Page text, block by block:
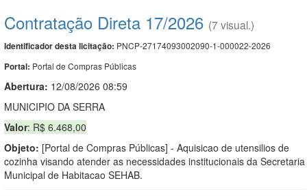
Contratação Direta 17/2026 (7 visual.)
Identificador desta licitação: PNCP-27174093002090-1-000022-2026
Portal: Portal de Compras Públicas
Abertura: 12/08/2026 08:59
MUNICIPIO DA SERRA
Valor: R$ 6.468,00
Objeto: [Portal de Compras Públicas] - Aquisicao de utensilios de
cozinha visando atender as necessidades institucionais da Secretaria
Municipal de Habitacao SEHAB.